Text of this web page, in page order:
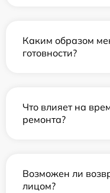
Каким образом
готовности?
Что влияет на
ремонта?
Возможен ли
лицом?